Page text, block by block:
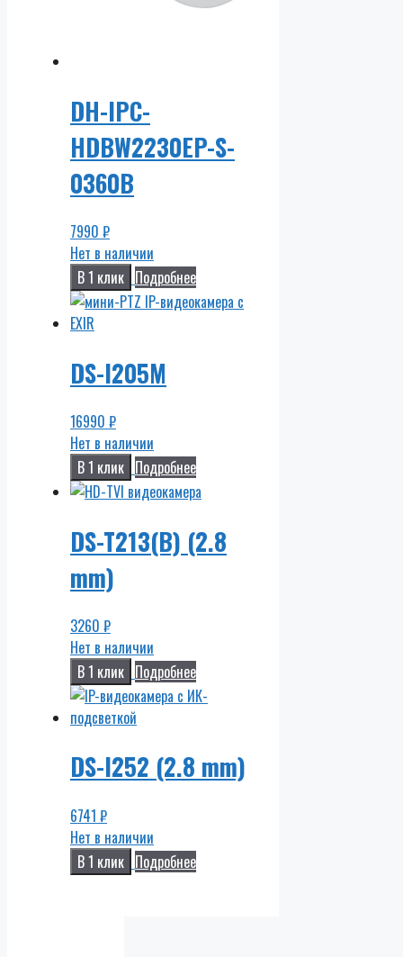
DH-IPC-
HDBW2230EP-S-
0360B
7990 ₽
Нет в наличии
В 1 клик Подробнее
DS-I205M
16990 ₽
Нет в наличии
В 1 клик Подробнее
DS-T213(B) (2.8
mm)
3260 ₽
Нет в наличии
В 1 клик Подробнее
DS-I252 (2.8 mm)
6741 ₽
Нет в наличии
В 1 клик Подробнее